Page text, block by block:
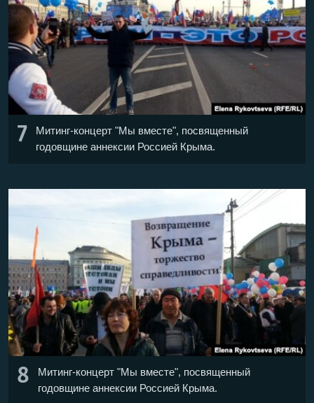
7
Митинг-концерт "Мы вместе", посвященный
годовщине аннексии Россией Крыма.
8
Митинг-концерт "Мы вместе", посвященный
годовщине аннексии Россией Крыма.